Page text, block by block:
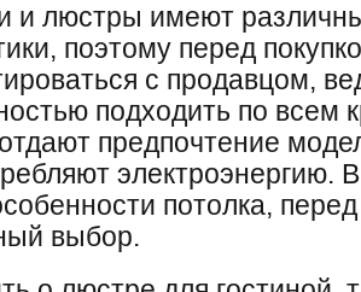
и люстры имеют
поэтому перед
с продавцом,
подходить по всем
предпочтение
электроэнергию.
потолка,
выбор.